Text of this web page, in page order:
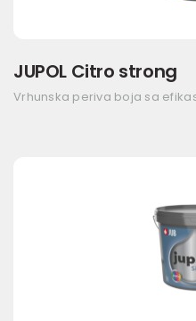
JUPOL Citro strong
Vrhunska periva boja sa